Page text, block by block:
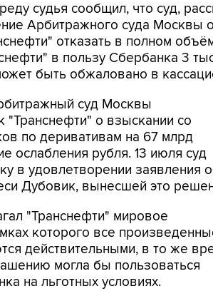
судья сообщил, что суд,
Арбитражного суда Москвы
отказать в полном
в пользу Сбербанка 3
быть обжаловано в
суд Москвы
"Транснефти" о взыскании со
по деривативам на 67 млрд
ослабления рубля. 13 июля суд
в удовлетворении заявления
Дубовик, вынесшей это
"Транснефти" мировое
которого все
действительными, в то же
могла бы пользоваться
на льготных условиях.